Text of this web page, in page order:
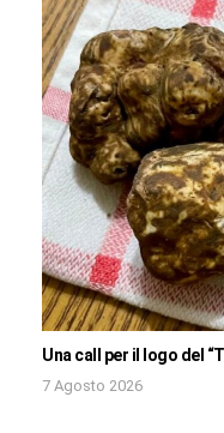
Una call per il logo del
7 Agosto 2026